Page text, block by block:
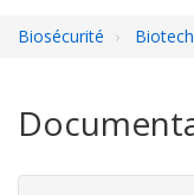
Biosécurité